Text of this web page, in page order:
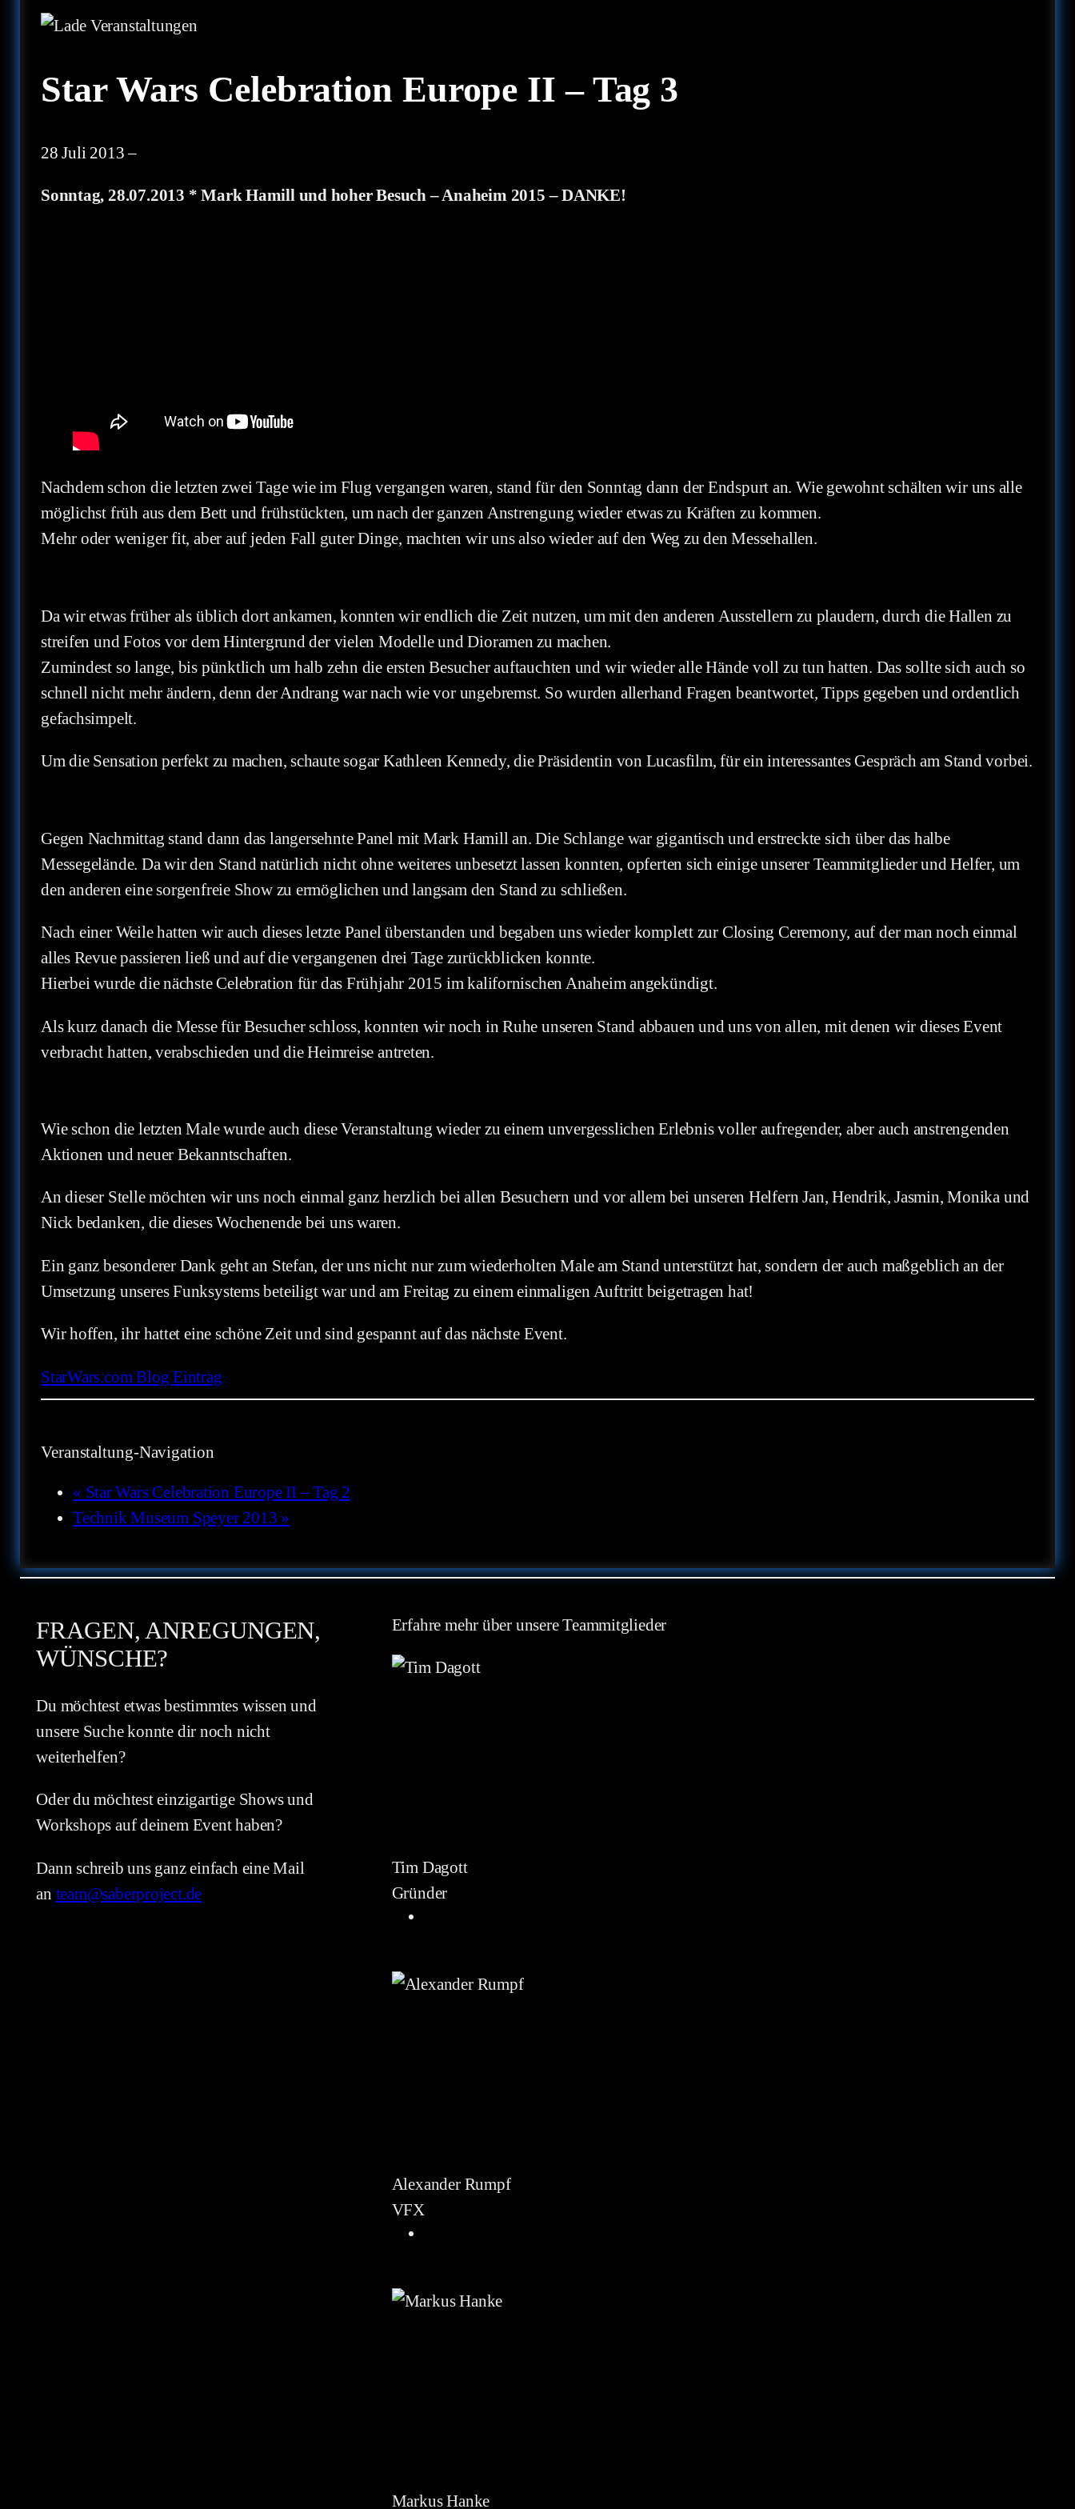
Star Wars Celebration Europe II – Tag 3
28 Juli 2013–
Sonntag, 28.07.2013 * Mark Hamill und hoher Besuch – Anaheim 2015 – DANKE!
Nachdem schon die letzten zwei Tage wie im Flug vergangen waren, stand für den Sonntag dann der Endspurt an. Wie gewohnt schälten wir uns alle
möglichst früh aus dem Bett und frühstückten, um nach der ganzen Anstrengung wieder etwas zu Kräften zu kommen.
Mehr oder weniger fit, aber auf jeden Fall guter Dinge, machten wir uns also wieder auf den Weg zu den Messehallen.
Da wir etwas früher als üblich dort ankamen, konnten wir endlich die Zeit nutzen, um mit den anderen Ausstellern zu plaudern, durch die Hallen zu
streifen und Fotos vor dem Hintergrund der vielen Modelle und Dioramen zu machen.
Zumindest so lange, bis pünktlich um halb zehn die ersten Besucher auftauchten und wir wieder alle Hände voll zu tun hatten. Das sollte sich auch so
schnell nicht mehr ändern, denn der Andrang war nach wie vor ungebremst. So wurden allerhand Fragen beantwortet, Tipps gegeben und ordentlich
gefachsimpelt.
Um die Sensation perfekt zu machen, schaute sogar Kathleen Kennedy, die Präsidentin von Lucasfilm, für ein interessantes Gespräch am Stand vorbei.
Gegen Nachmittag stand dann das langersehnte Panel mit Mark Hamill an. Die Schlange war gigantisch und erstreckte sich über das halbe
Messegelände. Da wir den Stand natürlich nicht ohne weiteres unbesetzt lassen konnten, opferten sich einige unserer Teammitglieder und Helfer, um
den anderen eine sorgenfreie Show zu ermöglichen und langsam den Stand zu schließen.
Nach einer Weile hatten wir auch dieses letzte Panel überstanden und begaben uns wieder komplett zur Closing Ceremony, auf der man noch einmal
alles Revue passieren ließ und auf die vergangenen drei Tage zurückblicken konnte.
Hierbei wurde die nächste Celebration für das Frühjahr 2015 im kalifornischen Anaheim angekündigt.
Als kurz danach die Messe für Besucher schloss, konnten wir noch in Ruhe unseren Stand abbauen und uns von allen, mit denen wir dieses Event
verbracht hatten, verabschieden und die Heimreise antreten.
Wie schon die letzten Male wurde auch diese Veranstaltung wieder zu einem unvergesslichen Erlebnis voller aufregender, aber auch anstrengenden
Aktionen und neuer Bekanntschaften.
An dieser Stelle möchten wir uns noch einmal ganz herzlich bei allen Besuchern und vor allem bei unseren Helfern Jan, Hendrik, Jasmin, Monika und
Nick bedanken, die dieses Wochenende bei uns waren.
Ein ganz besonderer Dank geht an Stefan, der uns nicht nur zum wiederholten Male am Stand unterstützt hat, sondern der auch maßgeblich an der
Umsetzung unseres Funksystems beteiligt war und am Freitag zu einem einmaligen Auftritt beigetragen hat!
Wir hoffen, ihr hattet eine schöne Zeit und sind gespannt auf das nächste Event.
StarWars.com Blog Eintrag
Veranstaltung-Navigation
« Star Wars Celebration Europe II – Tag 2
Technik Museum Speyer 2013 »
FRAGEN, ANREGUNGEN,
WÜNSCHE?
Du möchtest etwas bestimmtes wissen und
unsere Suche konnte dir noch nicht
weiterhelfen?
Oder du möchtest einzigartige Shows und
Workshops auf deinem Event haben?
Dann schreib uns ganz einfach eine Mail
an team@saberproject.de
Erfahre mehr über unsere Teammitglieder
Tim Dagott
Gründer
Alexander Rumpf
VFX
Markus Hanke